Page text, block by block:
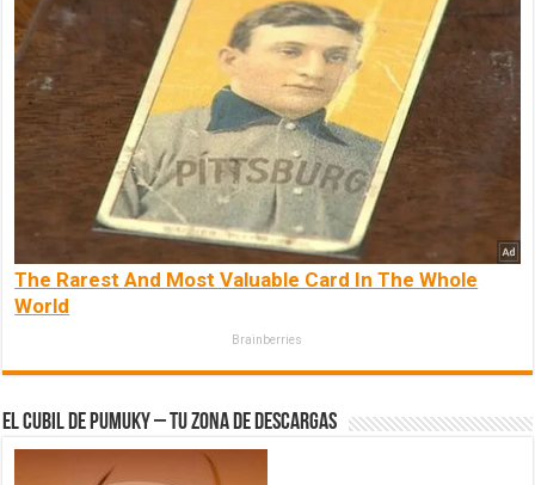
The Rarest And Most Valuable Card In The Whole
World
Brainberries
El Cubil de Pumuky – Tu zona de Descargas